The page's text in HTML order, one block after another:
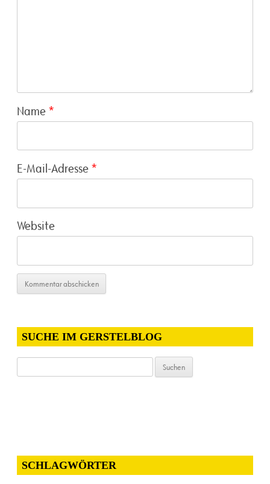
Name *
E-Mail-Adresse *
Website
SUCHE IM GERSTELBLOG
nach:
SCHLAGWÖRTER